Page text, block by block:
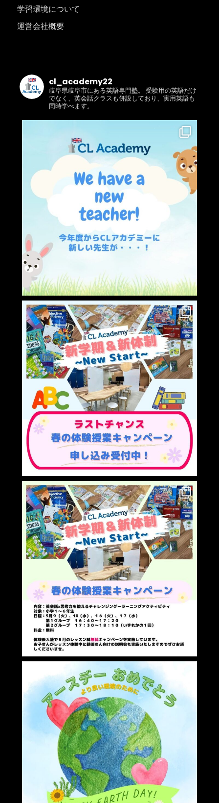
学習環境について
運営会社概要
cl_academy22
岐阜県岐阜市にある英語専門塾。 受験用の英語だけ
でなく、英会話クラスも併設しており、実用英語も
同時学べます。